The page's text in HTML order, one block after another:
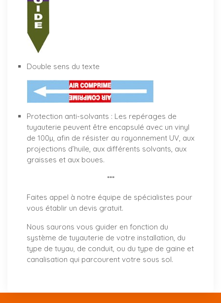
Double sens du texte
Protection anti-solvants : Les repérages de
tuyauterie peuvent être encapsulé avec un vinyl
de 100µ, afin de résister au rayonnement UV, aux
projections d’huile, aux différents solvants, aux
graisses et aux boues.
***
Faites appel à notre équipe de spécialistes pour
vous établir un devis gratuit.
Nous saurons vous guider en fonction du
système de tuyauterie de votre installation, du
type de tuyau, de conduit, ou du type de gaine et
canalisation qui parcourent votre sous sol.